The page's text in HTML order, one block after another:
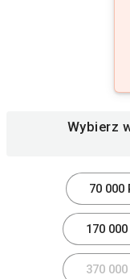
Wybierz
70 000
170 000
370 000